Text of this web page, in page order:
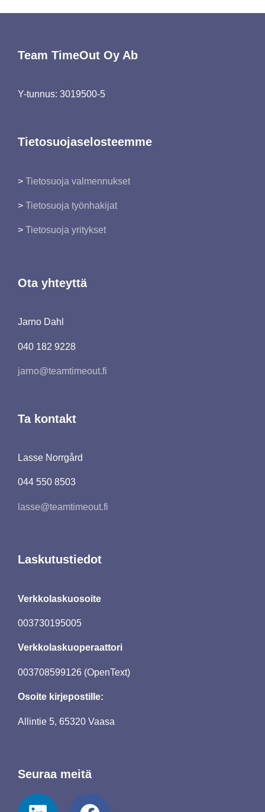
Team TimeOut Oy Ab
Y-tunnus: 3019500-5
Tietosuojaselosteemme
> Tietosuoja valmennukset
> Tietosuoja työnhakijat
> Tietosuoja yritykset
Ota yhteyttä
Jarno Dahl
040 182 9228
jarno@teamtimeout.fi
Ta kontakt
Lasse Norrgård
044 550 8503
lasse@teamtimeout.fi
Laskutustiedot
Verkkolaskuosoite
003730195005
Verkkolaskuoperaattori
003708599126 (OpenText)
Osoite kirjepostille:
Allintie 5, 65320 Vaasa
Seuraa meitä